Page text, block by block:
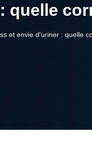
quelle
et envie d'uriner : quelle